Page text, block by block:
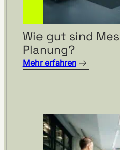
Wie gut sind
Planung?
Mehr erfahren